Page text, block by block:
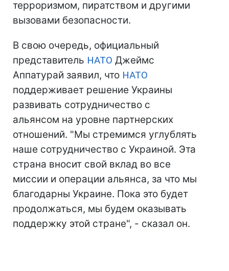
терроризмом, пиратством и другими
вызовами безопасности.
В свою очередь, официальный
представитель НАТО Джеймс
Аппатурай заявил, что НАТО
поддерживает решение Украины
развивать сотрудничество с
альянсом на уровне партнерских
отношений. "Мы стремимся углублять
наше сотрудничество с Украиной. Эта
страна вносит свой вклад во все
миссии и операции альянса, за что мы
благодарны Украине. Пока это будет
продолжаться, мы будем оказывать
поддержку этой стране", - сказал он.